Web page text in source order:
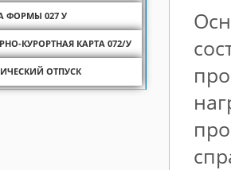
ФОРМЫ 027 У
КУРОРТНАЯ КАРТА 072/У
ОТПУСК